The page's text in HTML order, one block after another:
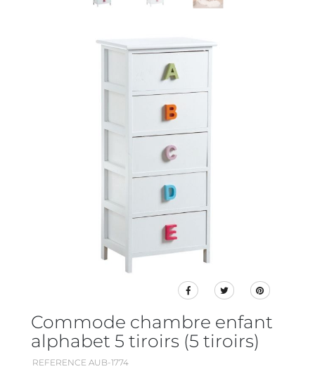
Commode chambre enfant
alphabet 5 tiroirs (5 tiroirs)
REFERENCE AUB-1774